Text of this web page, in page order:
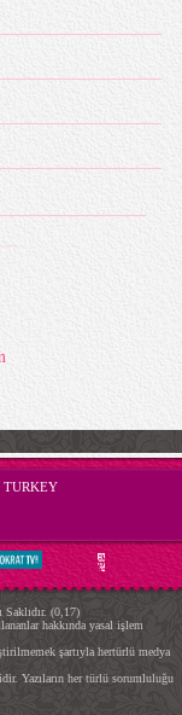
TURKEY
(0,17)
hakkında yasal işlem
şartıyla hertürlü medya
Yazıların her türlü sorumluluğu